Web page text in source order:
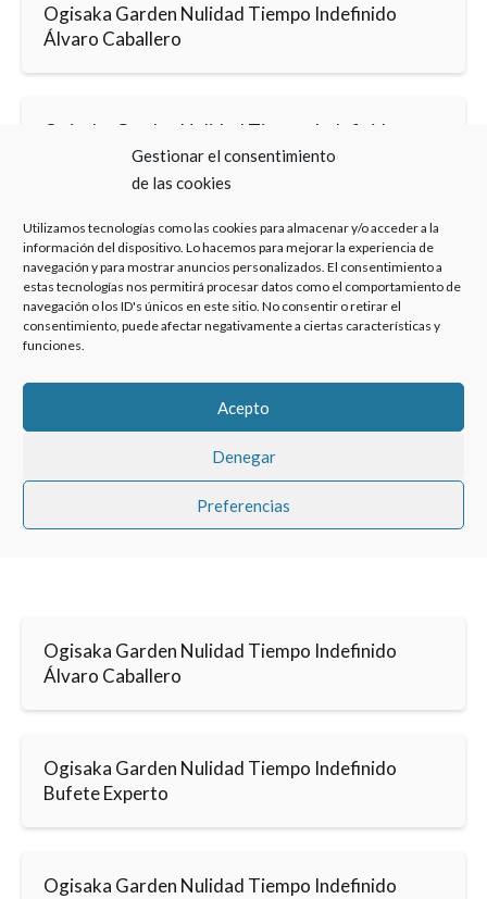
Gestionar el consentimiento
de las cookies
Utilizamos tecnologías como las cookies para almacenar y/o acceder a la
información del dispositivo. Lo hacemos para mejorar la experiencia de
navegación y para mostrar anuncios personalizados. El consentimiento a
estas tecnologías nos permitirá procesar datos como el comportamiento de
navegación o los ID's únicos en este sitio. No consentir o retirar el
consentimiento, puede afectar negativamente a ciertas características y
funciones.
Acepto
Denegar
Preferencias
Ogisaka Garden Nulidad Tiempo Indefinido
Álvaro Caballero
Ogisaka Garden Nulidad Tiempo Indefinido
Bufete Experto
Haz clic para aceptar cookies de marketing y
Ogisaka Garden Nulidad Tiempo Indefinido
Álvaro Caballero
Ogisaka Garden Nulidad Tiempo Indefinido
Bufete Experto
Ogisaka Garden Nulidad Tiempo Indefinido